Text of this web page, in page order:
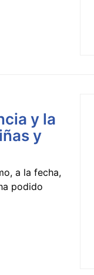
y la
y
a la fecha,
podido